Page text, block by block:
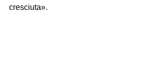
cresciuta».